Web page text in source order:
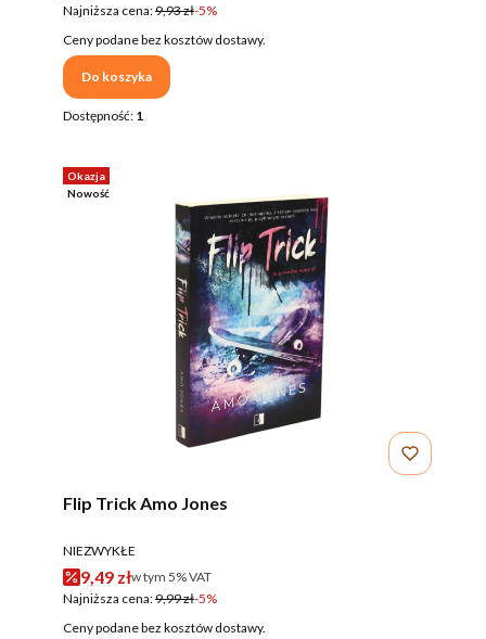
Najniższa cena:9,93 zł-5%
Ceny podane bez kosztów dostawy.
Do koszyka
Dostępność: 1
Okazja
Nowość
Flip Trick Amo Jones
PRODUCENT
NIEZWYKŁE
Cena promocyjna brutto
9,49 złw tym %s VAT
w tym 5%VAT
Najniższa cena:9,99 zł-5%
Ceny podane bez kosztów dostawy.